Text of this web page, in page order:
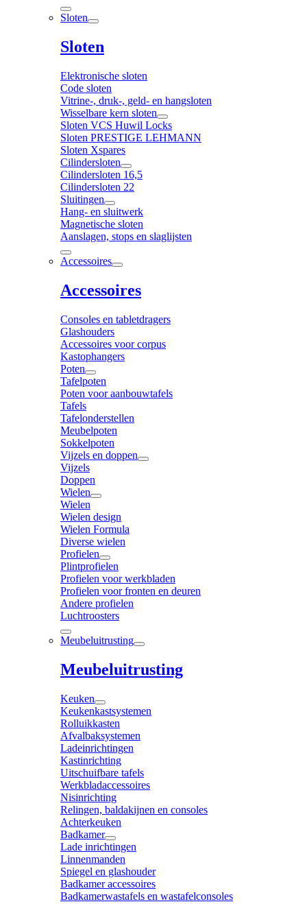
Sloten
Sloten
Elektronische sloten
Code sloten
Vitrine-, druk-, geld- en hangsloten
Wisselbare kern sloten
Sloten VCS Huwil Locks
Sloten PRESTIGE LEHMANN
Sloten Xspares
Cilindersloten
Cilindersloten 16,5
Cilindersloten 22
Sluitingen
Hang- en sluitwerk
Magnetische sloten
Aanslagen, stops en slaglijsten
Accessoires
Accessoires
Consoles en tabletdragers
Glashouders
Accessoires voor corpus
Kastophangers
Poten
Tafelpoten
Poten voor aanbouwtafels
Tafels
Tafelonderstellen
Meubelpoten
Sokkelpoten
Vijzels en doppen
Vijzels
Doppen
Wielen
Wielen
Wielen design
Wielen Formula
Diverse wielen
Profielen
Plintprofielen
Profielen voor werkbladen
Profielen voor fronten en deuren
Andere profielen
Luchtroosters
Meubeluitrusting
Meubeluitrusting
Keuken
Keukenkastsystemen
Rolluikkasten
Afvalbaksystemen
Ladeinrichtingen
Kastinrichting
Uitschuifbare tafels
Werkbladaccessoires
Nisinrichting
Relingen, baldakijnen en consoles
Achterkeuken
Badkamer
Lade inrichtingen
Linnenmanden
Spiegel en glashouder
Badkamer accessoires
Badkamerwastafels en wastafelconsoles